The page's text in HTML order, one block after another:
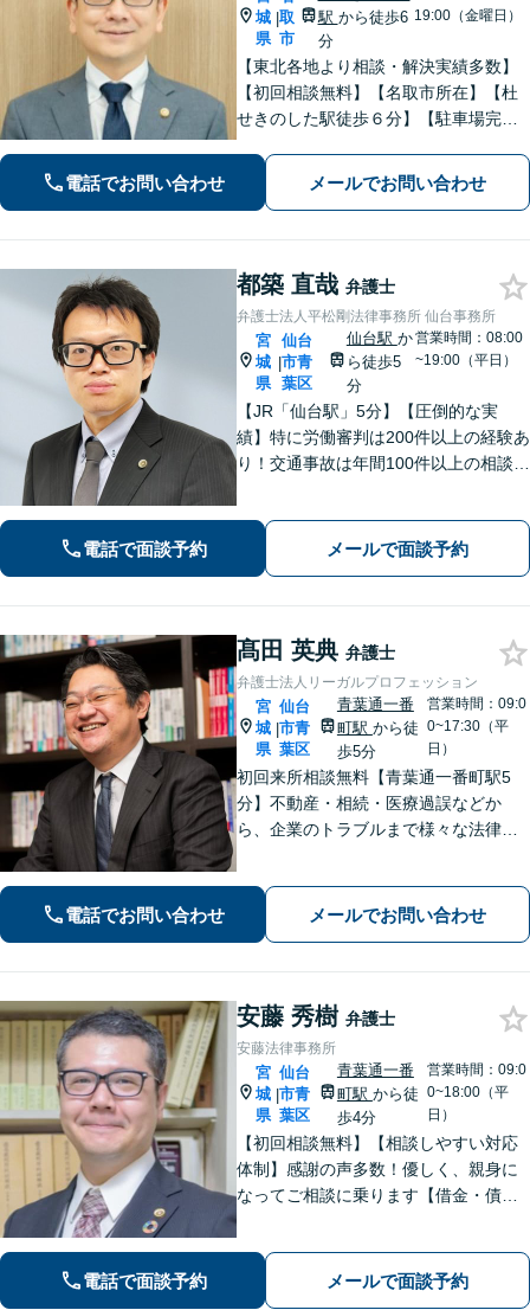
城
県
|取
市
駅 から徒歩6
分
19:00（金曜日）
【東北各地より相談・解決実績多数】
【初回相談無料】【名取市所在】【杜
せきのした駅徒歩６分】【駐車場完
日でも早く取り除き、穏やかな日常を
取り戻せるよう尽力いたします。【完
電話でお問い合わせ メールでお問い合わせ
都築 直哉 弁護士
弁護士法人平松剛法律事務所 仙台事務所
宮
城
県
|
仙台
市青
葉区
仙台駅 か
ら徒歩5
分
営業時間：08:00
~19:00（平日）
【JR「仙台駅」5分】【圧倒的な実
績】特に労働審判は200件以上の経験あ
り！交通事故は年間100件以上の相談対
士資格あり】【中小企業診断士資格あ
り】【東北大学法学研究科助教も経
電話で面談予約 メールで面談予約
髙田 英典 弁護士
弁護士法人リーガルプロフェッション
宮
城
県
|
仙台
市青
葉区
青葉通一番
町駅 から徒
歩5分
営業時間：09:0
0~17:30（平
日）
初回来所相談無料【青葉通一番町駅5
分】不動産・相続・医療過誤などか
ら、企業のトラブルまで様々な法律問
くことを最も重視しています。お困り
の方はご相談ください。9名の弁護士が
電話でお問い合わせ メールでお問い合わせ
安藤 秀樹 弁護士
安藤法律事務所
宮
城
県
|
仙台
市青
葉区
青葉通一番
町駅 から徒
歩4分
営業時間：09:0
0~18:00（平
日）
【初回相談無料】【相談しやすい対応
体制】感謝の声多数！優しく、親身に
なってご相談に乗ります【借金・債務
ートを【離婚問題】男性側からの相談
実績が豊富です【青葉通一番町駅4分】
電話で面談予約 メールで面談予約